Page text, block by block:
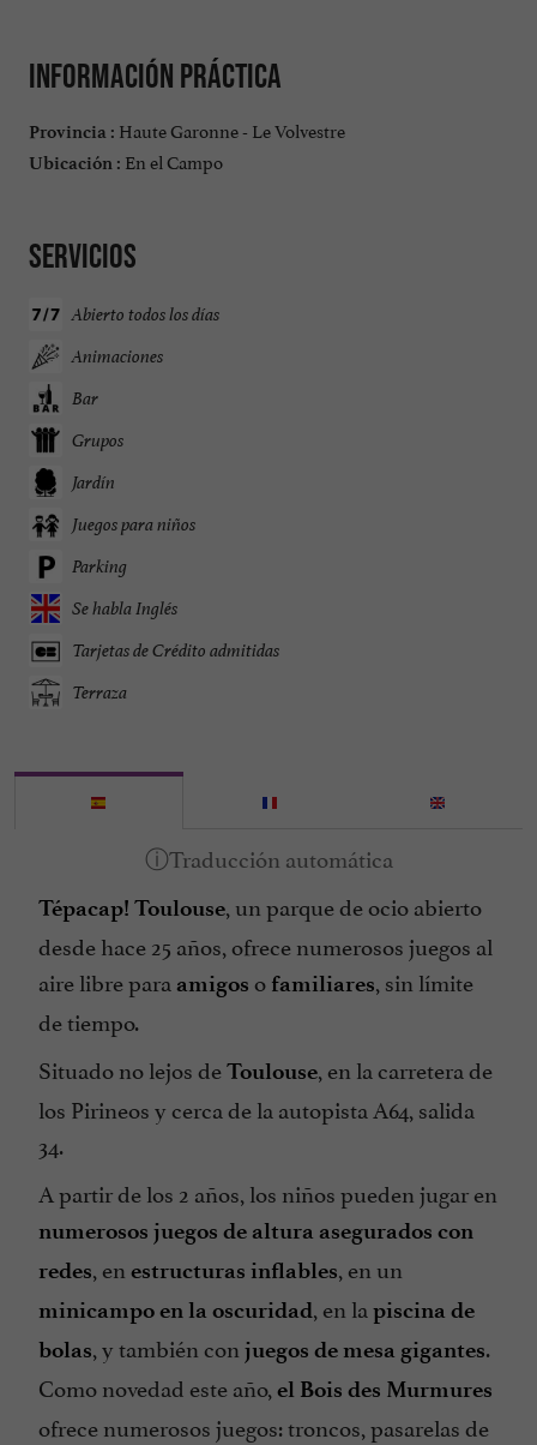
Información práctica
Provincia : Haute Garonne - Le Volvestre
Ubicación : En el Campo
Servicios
Abierto todos los días
Animaciones
Bar
Grupos
Jardín
Juegos para niños
Parking
Se habla Inglés
Tarjetas de Crédito admitidas
Terraza
Tépacap! Toulouse, un parque de ocio abierto
desde hace 25 años, ofrece numerosos juegos al
aire libre para amigos o familiares, sin límite
de tiempo.
Situado no lejos deToulouse, en la carretera de
los Pirineos y cerca de la autopista A64, salida
34.
A partir de los 2 años, los niños pueden jugar en
numerosos juegos de altura asegurados con
redes, en estructuras inflables, en un
minicampo en la oscuridad, en la piscina de
bolas, y también con juegos de mesa gigantes.
Como novedad este año, el Bois des Murmures
ofrece numerosos juegos: troncos, pasarelas de